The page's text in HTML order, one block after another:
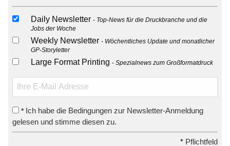
Daily Newsletter
Top-News für die Druckbranche und die
Jobs der Woche
Weekly Newsletter
Wöchentliches Update und monatlicher
GP-Storyletter
Large Format Printing Spezialnews zum Großformatdruck
* Ich habe die Bedingungen zur Newsletter-Anmeldung
gelesen und stimme diesen zu.
* Pflichtfeld